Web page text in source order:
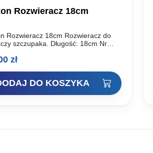
Rozwieracz 18cm
Rozwieracz 18cm Rozwieracz do
szczupaka. Długość: 18cm Nr
zł
DO KOSZYKA